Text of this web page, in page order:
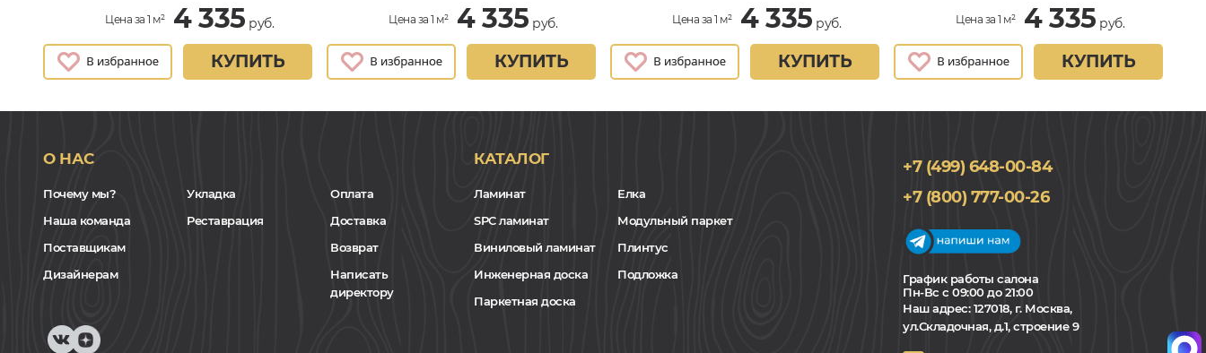
Цена за 1 м² 4 335 руб.
КУПИТЬ
Цена за 1 м² 4 335 руб.
КУПИТЬ
Цена за 1 м² 4 335 руб.
КУПИТЬ
Цена за 1 м² 4 335 руб.
КУПИТЬ
О НАС
Почему мы?
Наша команда
Поставщикам
Дизайнерам
Укладка
Реставрация
Оплата
Доставка
Возврат
Написать
директору
КАТАЛОГ
Ламинат
SPC ламинат
Виниловый ламинат
Инженерная доска
Паркетная доска
Елка
Модульный паркет
Плинтус
Подложка
+7 (499) 648-00-84
+7 (800) 777-00-26
График работы салона
Пн-Вс с 09:00 до 21:00
Наш адрес:127018, г. Москва,
ул.Складочная, д.1, строение 9